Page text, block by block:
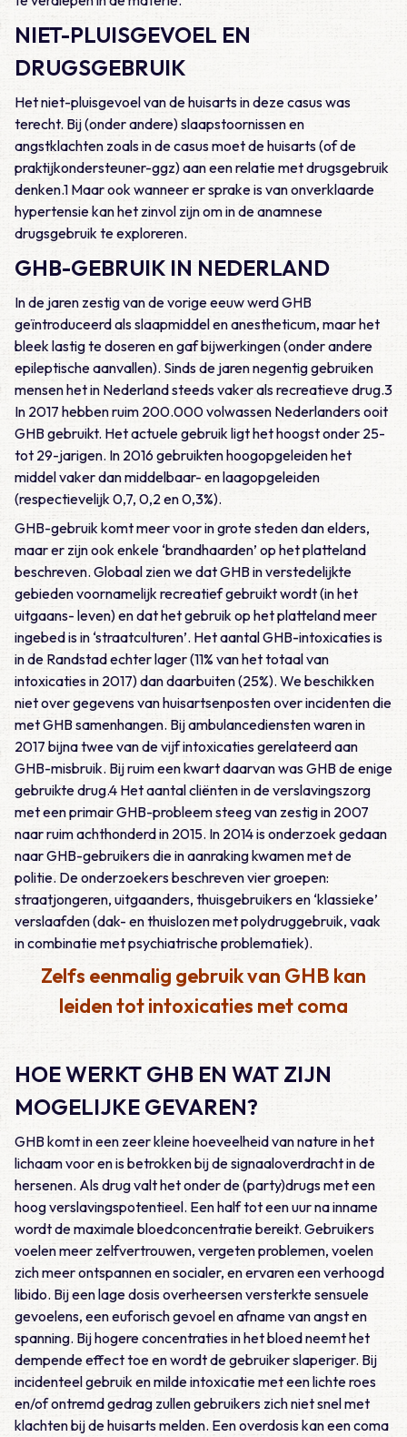
NIET-PLUISGEVOEL EN
DRUGSGEBRUIK
Het niet-pluisgevoel van de huisarts in deze casus was
terecht. Bij (onder andere) slaapstoornissen en
angstklachten zoals in de casus moet de huisarts (of de
praktijkondersteuner-ggz) aan een relatie met drugsgebruik
denken.1 Maar ook wanneer er sprake is van onverklaarde
hypertensie kan het zinvol zijn om in de anamnese
drugsgebruik te exploreren.
GHB-GEBRUIK IN NEDERLAND
In de jaren zestig van de vorige eeuw werd GHB
geïntroduceerd als slaapmiddel en anestheticum, maar het
bleek lastig te doseren en gaf bijwerkingen (onder andere
epileptische aanvallen). Sinds de jaren negentig gebruiken
mensen het in Nederland steeds vaker als recreatieve drug.3
In 2017 hebben ruim 200.000 volwassen Nederlanders ooit
GHB gebruikt. Het actuele gebruik ligt het hoogst onder 25-
tot 29-jarigen. In 2016 gebruikten hoogopgeleiden het
middel vaker dan middelbaar- en laagopgeleiden
(respectievelijk 0,7, 0,2 en 0,3%).
GHB-gebruik komt meer voor in grote steden dan elders,
maar er zijn ook enkele ‘brandhaarden’ op het platteland
beschreven. Globaal zien we dat GHB in verstedelijkte
gebieden voornamelijk recreatief gebruikt wordt (in het
uitgaans- leven) en dat het gebruik op het platteland meer
ingebed is in ‘straatculturen’. Het aantal GHB-intoxicaties is
in de Randstad echter lager (11% van het totaal van
intoxicaties in 2017) dan daarbuiten (25%). We beschikken
niet over gegevens van huisartsenposten over incidenten die
met GHB samenhangen. Bij ambulancediensten waren in
2017 bijna twee van de vijf intoxicaties gerelateerd aan
GHB-misbruik. Bij ruim een kwart daarvan was GHB de enige
gebruikte drug.4 Het aantal cliënten in de verslavingszorg
met een primair GHB-probleem steeg van zestig in 2007
naar ruim achthonderd in 2015. In 2014 is onderzoek gedaan
naar GHB-gebruikers die in aanraking kwamen met de
politie. De onderzoekers beschreven vier groepen:
straatjongeren, uitgaanders, thuisgebruikers en ‘klassieke’
verslaafden (dak- en thuislozen met polydruggebruik, vaak
in combinatie met psychiatrische problematiek).
Zelfs eenmalig gebruik van GHB kan
leiden tot intoxicaties met coma
HOE WERKT GHB EN WAT ZIJN
MOGELIJKE GEVAREN?
GHB komt in een zeer kleine hoeveelheid van nature in het
lichaam voor en is betrokken bij de signaaloverdracht in de
hersenen. Als drug valt het onder de (party)drugs met een
hoog verslavingspotentieel. Een half tot een uur na inname
wordt de maximale bloedconcentratie bereikt. Gebruikers
voelen meer zelfvertrouwen, vergeten problemen, voelen
zich meer ontspannen en socialer, en ervaren een verhoogd
libido. Bij een lage dosis overheersen versterkte sensuele
gevoelens, een euforisch gevoel en afname van angst en
spanning. Bij hogere concentraties in het bloed neemt het
dempende effect toe en wordt de gebruiker slaperiger. Bij
incidenteel gebruik en milde intoxicatie met een lichte roes
en/of ontremd gedrag zullen gebruikers zich niet snel met
klachten bij de huisarts melden. Een overdosis kan een coma